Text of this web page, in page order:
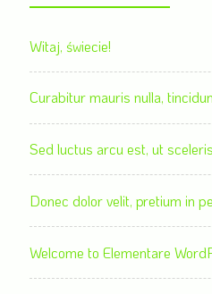
Witaj, świecie!
Curabitur mauris nulla,
Sed luctus arcu est, ut
Donec dolor velit, pretium in
Welcome to Elementare